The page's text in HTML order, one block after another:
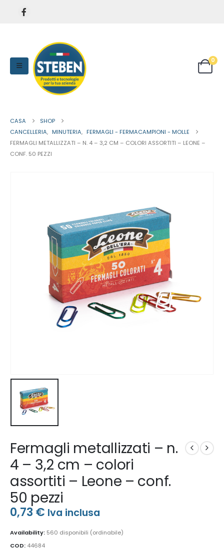
0
CASA
SHOP
CANCELLERIA, MINUTERIA, FERMAGLI - FERMACAMPIONI - MOLLE
FERMAGLI METALLIZZATI – N. 4 – 3,2 CM – COLORI ASSORTITI – LEONE –
CONF. 50 PEZZI
Fermagli metallizzati – n.
4 – 3,2 cm – colori
assortiti – Leone – conf.
50 pezzi
0,73 € Iva inclusa
Availability: 560 disponibili (ordinabile)
COD: 44684